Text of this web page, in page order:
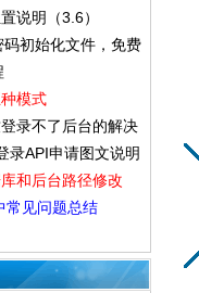
说明（3.6）
初始化文件，免费
模式
录不了后台的解决
录API申请图文说明
和后台路径修改
常见问题总结